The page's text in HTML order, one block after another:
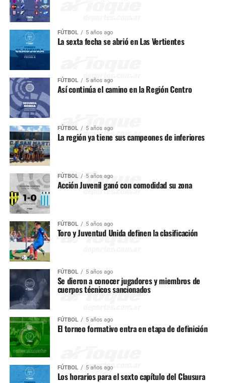
FÚTBOL 5 años ago
La sexta fecha se abrió en Las Vertientes
FÚTBOL 5 años ago
Así continúa el camino en la Región Centro
FÚTBOL 5 años ago
La región ya tiene sus campeones de inferiores
FÚTBOL 5 años ago
Acción Juvenil ganó con comodidad su zona
FÚTBOL 5 años ago
Toro y Juventud Unida definen la clasificación
FÚTBOL 5 años ago
Se dieron a conocer jugadores y miembros de
cuerpos técnicos sancionados
FÚTBOL 5 años ago
El torneo formativo entra en etapa de definición
FÚTBOL 5 años ago
Los horarios para el sexto capítulo del Clausura